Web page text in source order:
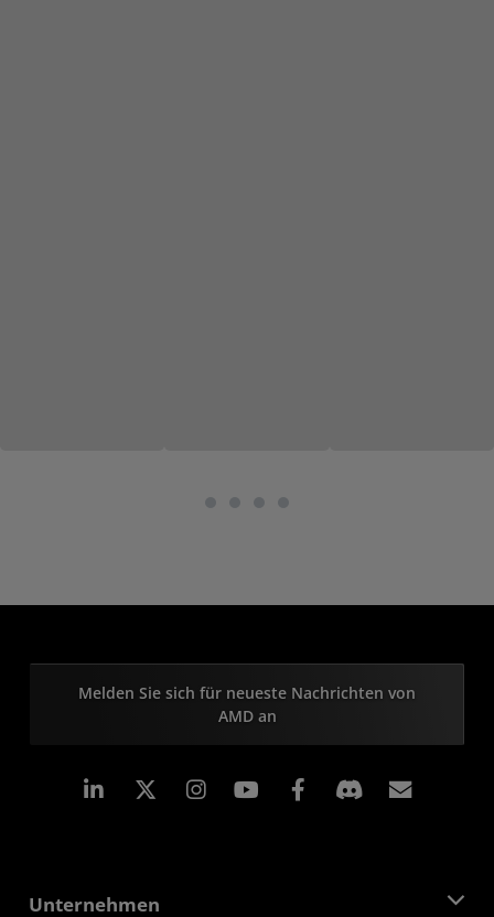
Melden Sie sich für neueste Nachrichten von
AMD an
LinkedIn Instagram Facebook
Unternehmen